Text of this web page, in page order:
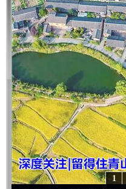
1